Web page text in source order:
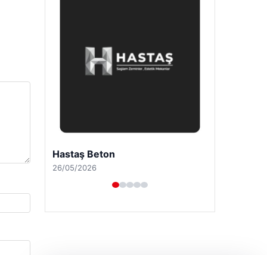
Enes Kaplan Avukatlık Bürosu
28/04/2026